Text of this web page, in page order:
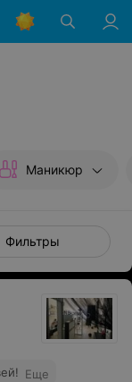
Маникюр
Фильтры
Еще